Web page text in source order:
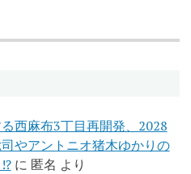
西麻布3丁目再開発、2028
やアントニオ猪木ゆかりの
に 匿名 より